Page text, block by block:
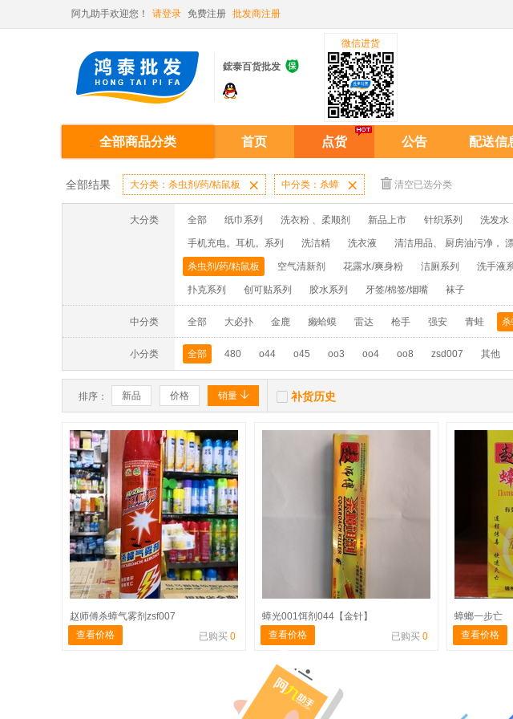
阿九助手欢迎您！ 请登录 免费注册 批发商注册
鋐泰百货批发 
微信进货
全部商品分类 首页 点货 公告 配送信
全部结果 大分类：杀虫剂/药/粘鼠板  中分类：杀蟑  清空已选分类
大分类 全部 纸巾系列 洗衣粉 、柔顺剂 新品上市 针织系列 洗发水
手机充电。耳机。系列 洗洁精 洗衣液 清洁用品、 厨房油污净，
杀虫剂/药/粘鼠板 空气清新剂 花露水/爽身粉 洁厕系列 洗手液
扑克系列 创可贴系列 胶水系列 牙签/棉签/烟嘴 袜子
中分类 全部 大必扑 金鹿 癞蛤蟆 雷达 枪手 强安 青蛙
小分类 全部 480 o44 o45 oo3 oo4 oo8 zsd007 其他
排序： 新品 价格 销量   补货历史
赵师傅杀蟑气雾剂zsf007
查看价格
已购买 0
蟑光001饵剂044【金针】
查看价格
已购买 0
蟑螂一步亡
查看价格